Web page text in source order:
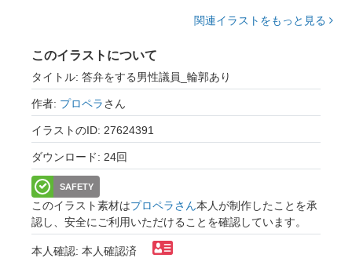
関連イラストをもっと見る
このイラストについて
タイトル: 答弁をする男性議員_輪郭あり
作者: プロペラさん
イラストのID: 27624391
ダウンロード: 24回
SAFETY
このイラスト素材はプロペラさん本人が制作したことを承
認し、安全にご利用いただけることを確認しています。
本人確認: 本人確認済